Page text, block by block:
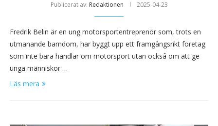
Publicerat av: Redaktionen 2025-04-23
Fredrik Belin är en ung motorsportentreprenör som, trots en
utmanande barndom, har byggt upp ett framgångsrikt företag
som inte bara handlar om motorsport utan också om att ge
unga människor …
Läs mera